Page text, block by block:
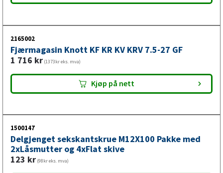
2165002
Fjærmagasin Knott KF KR KV KRV 7.5-27 GF
1 716 kr (1373kr eks. mva)
Kjøp på nett
1500147
Delgjenget sekskantskrue M12X100 Pakke med
2xLåsmutter og 4xFlat skive
123 kr (98kr eks. mva)